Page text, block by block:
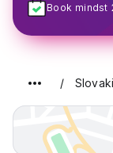
Book mindst